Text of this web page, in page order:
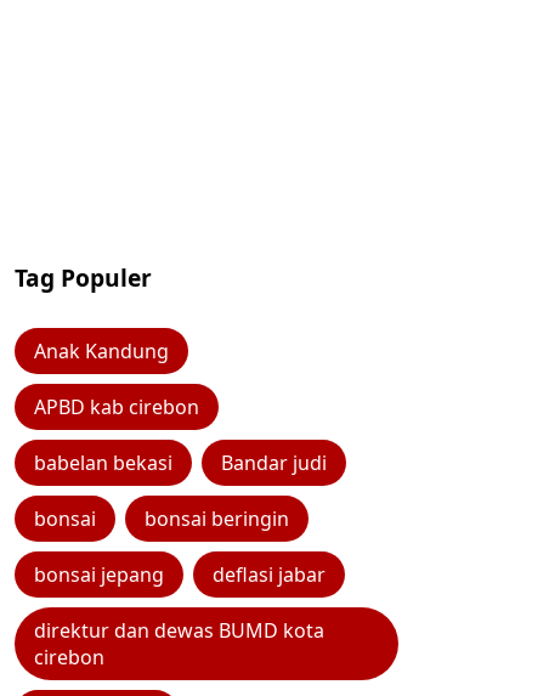
Tag Populer
Anak Kandung
APBD kab cirebon
babelan bekasi Bandar judi
bonsai bonsai beringin
bonsai jepang deflasi jabar
direktur dan dewas BUMD kota
cirebon